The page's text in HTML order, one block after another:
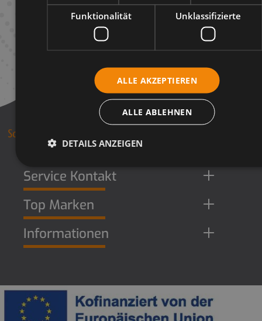
Service Kontakt
Top Marken
Informationen
Funktionalität Unklassifizierte
ALLE AKZEPTIEREN
ALLE ABLEHNEN
DETAILS ANZEIGEN